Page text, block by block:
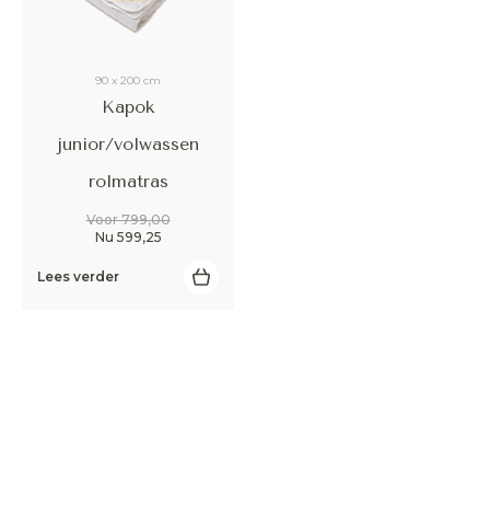
Aanvaarden
90 x 200 cm
Kapok
junior/volwassen
rolmatras
Voor 799,00
Nu 599,25
Lees verder